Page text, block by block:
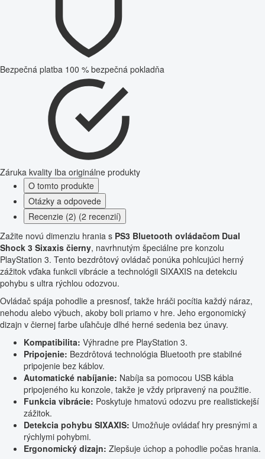
Bezpečná platba 100 % bezpečná pokladňa
Záruka kvality Iba originálne produkty
O tomto produkte
Otázky a odpovede
Recenzie (2) (2 recenzií)
Zažite novú dimenziu hrania s PS3 Bluetooth ovládačom Dual
Shock 3 Sixaxis čierny, navrhnutým špeciálne pre konzolu
PlayStation 3. Tento bezdrôtový ovládač ponúka pohlcujúci herný
zážitok vďaka funkcii vibrácie a technológii SIXAXIS na detekciu
pohybu s ultra rýchlou odozvou.
Ovládač spája pohodlie a presnosť, takže hráči pocítia každý náraz,
nehodu alebo výbuch, akoby boli priamo v hre. Jeho ergonomický
dizajn v čiernej farbe uľahčuje dlhé herné sedenia bez únavy.
Kompatibilita: Výhradne pre PlayStation 3.
Pripojenie: Bezdrôtová technológia Bluetooth pre stabilné
pripojenie bez káblov.
Automatické nabíjanie: Nabíja sa pomocou USB kábla
pripojeného ku konzole, takže je vždy pripravený na použitie.
Funkcia vibrácie: Poskytuje hmatovú odozvu pre realistickejší
zážitok.
Detekcia pohybu SIXAXIS: Umožňuje ovládať hry presnými a
rýchlymi pohybmi.
Ergonomický dizajn: Zlepšuje úchop a pohodlie počas hrania.